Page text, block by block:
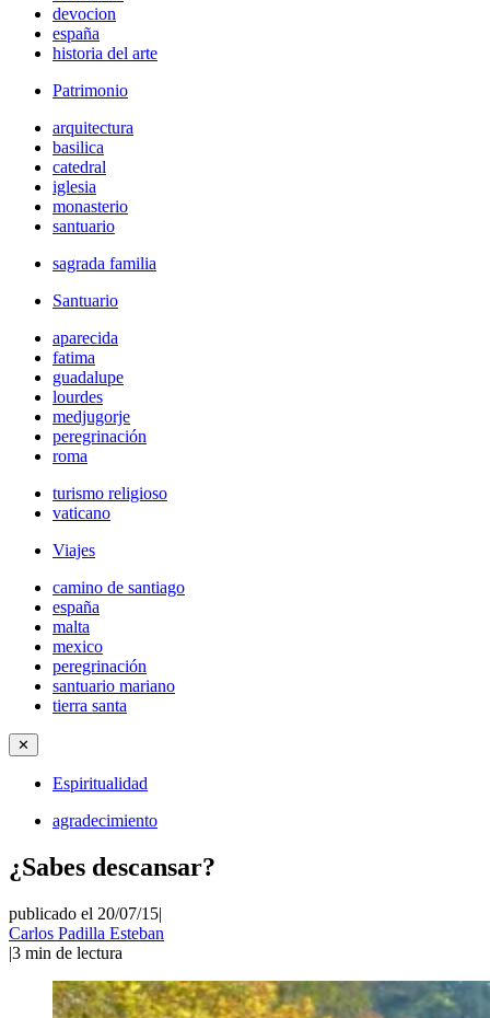
devocion
españa
historia del arte
Patrimonio
arquitectura
basilica
catedral
iglesia
monasterio
santuario
sagrada familia
Santuario
aparecida
fatima
guadalupe
lourdes
medjugorje
peregrinación
roma
turismo religioso
vaticano
Viajes
camino de santiago
españa
malta
mexico
peregrinación
santuario mariano
tierra santa
✕
Espiritualidad
agradecimiento
¿Sabes descansar?
publicado el 20/07/15|
Carlos Padilla Esteban
|3 min de lectura